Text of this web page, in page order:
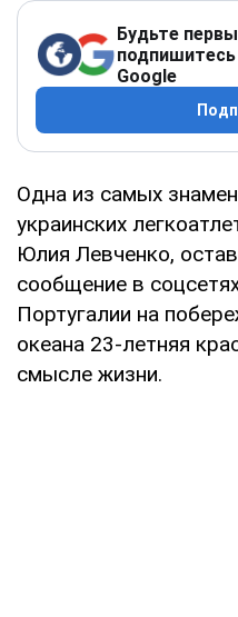
Будьте
подпишитесь
Google
Одна из самых
украинских
Юлия Левченко,
сообщение в
Португалии на
океана 23-летняя
смысле жизни.